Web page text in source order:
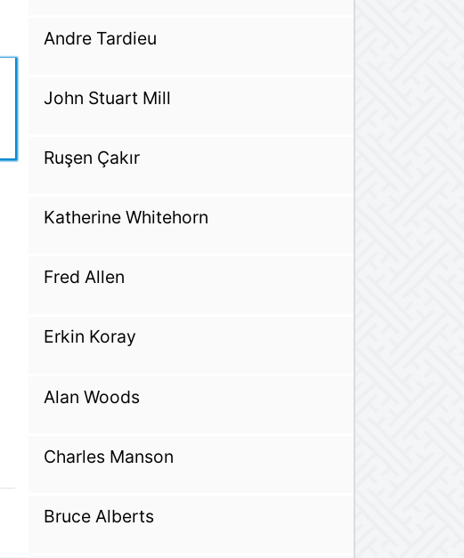
Andre Tardieu
John Stuart Mill
Ruşen Çakır
Katherine Whitehorn
Fred Allen
Erkin Koray
Alan Woods
Charles Manson
Bruce Alberts